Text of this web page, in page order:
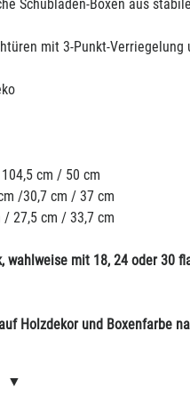
Schubladen-Boxen aus
mit 3-Punkt-Verriegelung
cm / 50 cm
/30,7 cm / 37 cm
27,5 cm / 33,7 cm
wahlweise mit 18, 24 oder 30
Holzdekor und Boxenfarbe
▼